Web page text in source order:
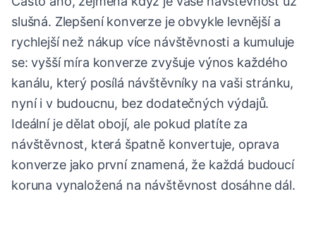
slušná. Zlepšení konverze je obvykle levnější a
rychlejší než nákup více návštěvnosti a kumuluje
se: vyšší míra konverze zvyšuje výnos každého
kanálu, který posílá návštěvníky na vaši stránku,
nyní i v budoucnu, bez dodatečných výdajů.
Ideální je dělat obojí, ale pokud platíte za
návštěvnost, která špatně konvertuje, oprava
konverze jako první znamená, že každá budoucí
koruna vynaložená na návštěvnost dosáhne dál.